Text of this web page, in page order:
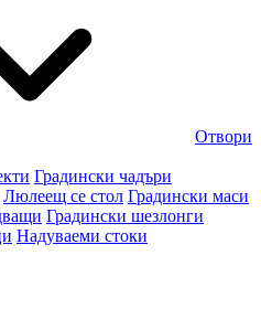
Отвори
Градински чадъри
Люлеещ се стол Градински маси
Градински шезлонги
Надуваеми стоки